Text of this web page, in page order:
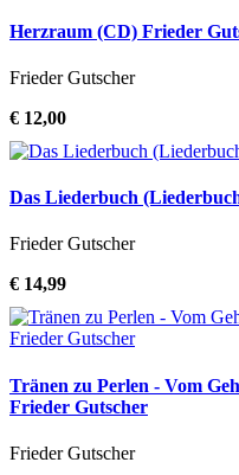
Herzraum (CD) Frieder
Frieder Gutscher
€ 12,00
Das Liederbuch
Frieder Gutscher
€ 14,99
Tränen zu Perlen - Vom
Frieder Gutscher
Frieder Gutscher